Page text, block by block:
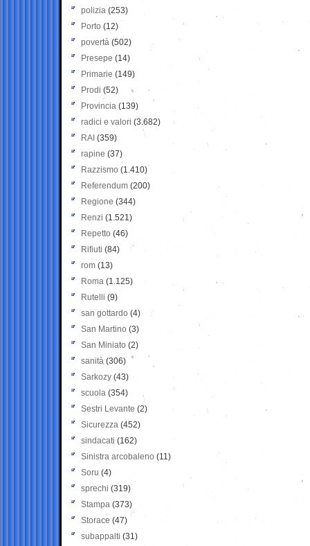
polizia (253)
Porto (12)
povertà (502)
Presepe (14)
Primarie (149)
Prodi (52)
Provincia (139)
radici e valori (3.682)
RAI (359)
rapine (37)
Razzismo (1.410)
Referendum (200)
Regione (344)
Renzi (1.521)
Repetto (46)
Rifiuti (84)
rom (13)
Roma (1.125)
Rutelli (9)
san gottardo (4)
San Martino (3)
San Miniato (2)
sanità (306)
Sarkozy (43)
scuola (354)
Sestri Levante (2)
Sicurezza (452)
sindacati (162)
Sinistra arcobaleno (11)
Soru (4)
sprechi (319)
Stampa (373)
Storace (47)
subappalti (31)